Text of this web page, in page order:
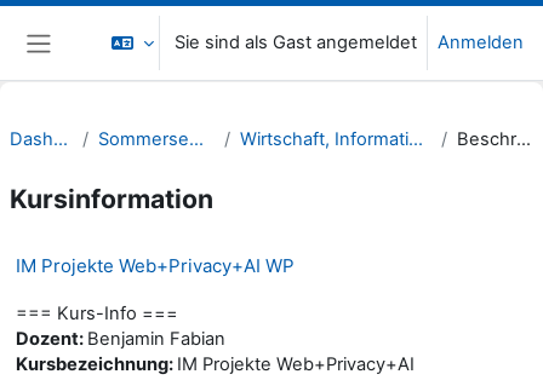
Zum Hauptinhalt
Website-Übersicht
Sie sind als Gast angemeldet Anmelden
Dashboard Sommersemester 22 Wirtschaft, Informatik, Recht (WIR) Beschreibung
Kursinformation
IM Projekte Web+Privacy+AI WP
=== Kurs-Info ===
Dozent: Benjamin Fabian
Kursbezeichnung: IM Projekte Web+Privacy+AI